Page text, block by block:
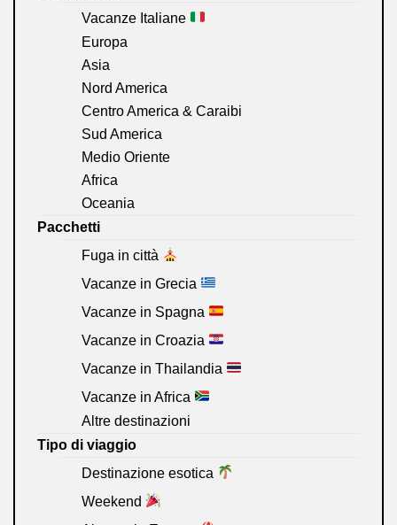
Vacanze Italiane
Europa
Asia
Nord America
Centro America & Caraibi
Sud America
Medio Oriente
Africa
Oceania
Pacchetti
Fuga in città
Vacanze in Grecia
Vacanze in Spagna
Vacanze in Croazia
Vacanze in Thailandia
Vacanze in Africa
Altre destinazioni
Tipo di viaggio
Destinazione esotica
Weekend